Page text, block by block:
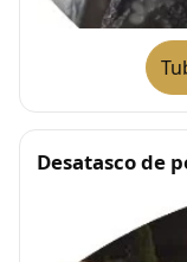
Desatasco de